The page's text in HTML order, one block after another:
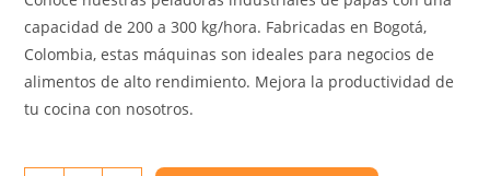
capacidad de 200 a 300 kg/hora. Fabricadas en Bogotá,
Colombia, estas máquinas son ideales para negocios de
alimentos de alto rendimiento. Mejora la productividad de
tu cocina con nosotros.